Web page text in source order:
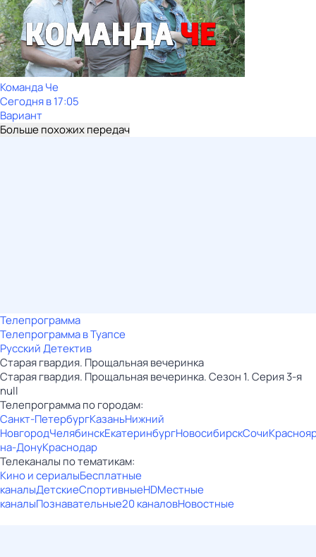
Команда Че
Сегодня в 17:05
Вариант
Больше похожих передач
Телепрограмма
Телепрограмма в Туапсе
Русский Детектив
Старая гвардия. Прощальная вечеринка
Старая гвардия. Прощальная вечеринка. Сезон 1. Серия 3-я
null
Телепрограмма по городам:
Санкт-ПетербургКазаньНижний
НовгородЧелябинскЕкатеринбургНовосибирскСочи
на-ДонуКраснодар
Телеканалы по тематикам:
Кино и сериалыБесплатные
каналыДетскиеСпортивныеHDМестные
каналыПознавательные20 каналовНовостные